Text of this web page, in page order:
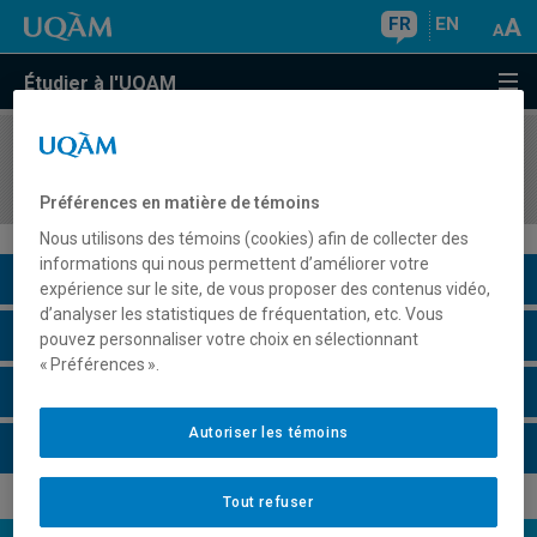
FR EN
Étudier à l'UQAM
COURS//
Description du cours
Horaire - Été 2026
Préférences en matière de témoins
Nous utilisons des témoins (cookies) afin de collecter des
informations qui nous permettent d’améliorer votre
expérience sur le site, de vous proposer des contenus vidéo,
d’analyser les statistiques de fréquentation, etc. Vous
pouvez personnaliser votre choix en sélectionnant
« Préférences ».
Tout refuser
Autoriser les témoins